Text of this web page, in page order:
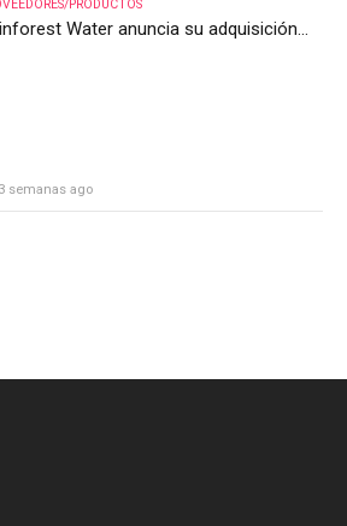
PRODUCTOS
Water anuncia su adquisición
3 semanas ago